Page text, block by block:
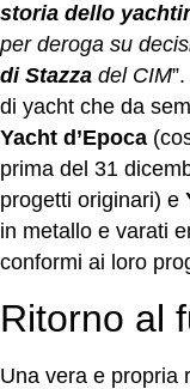
storia dello
per deroga su
di Stazza del CIM
di yacht che da
Yacht d’Epoca
prima del 31
progetti originari) e
in metallo e varati
conformi ai loro
Ritorno al
Una vera e propria